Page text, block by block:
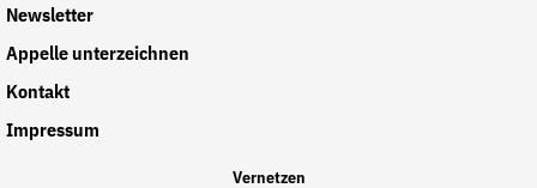
Newsletter
Appelle unterzeichnen
Kontakt
Impressum
Vernetzen